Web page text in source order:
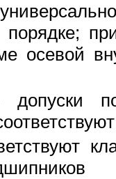
порядке;
осевой